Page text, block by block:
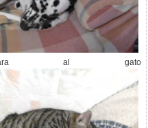
al gato